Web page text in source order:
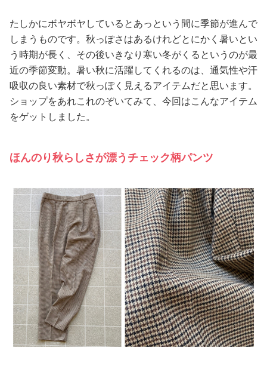
たしかにボヤボヤしているとあっという間に季節が進んで
しまうものです。秋っぽさはあるけれどとにかく暑いとい
う時期が長く、その後いきなり寒い冬がくるというのが最
近の季節変動。暑い秋に活躍してくれるのは、通気性や汗
吸収の良い素材で秋っぽく見えるアイテムだと思います。
ショップをあれこれのぞいてみて、今回はこんなアイテム
をゲットしました。
ほんのり秋らしさが漂うチェック柄パンツ